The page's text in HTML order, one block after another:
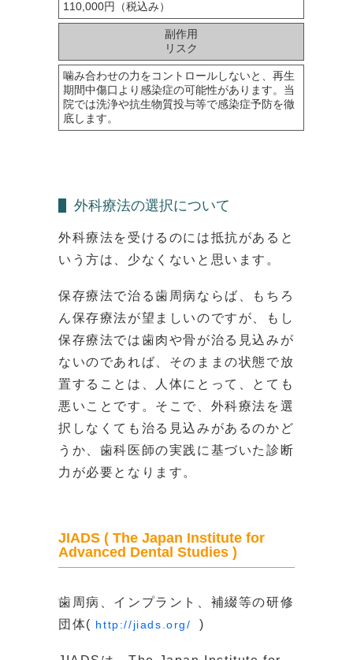
110,000円（税込み）
副作用
リスク
噛み合わせの力をコントロールしないと、再生
期間中傷口より感染症の可能性があります。当
院では洗浄や抗生物質投与等で感染症予防を徹
底します。
外科療法の選択について
外科療法を受けるのには抵抗があると
いう方は、少なくないと思います。
保存療法で治る歯周病ならば、もちろ
ん保存療法が望ましいのですが、もし
保存療法では歯肉や骨が治る見込みが
ないのであれば、そのままの状態で放
置することは、人体にとって、とても
悪いことです。そこで、外科療法を選
択しなくても治る見込みがあるのかど
うか、歯科医師の実践に基づいた診断
力が必要となります。
JIADS ( The Japan Institute for
Advanced Dental Studies )
歯周病、インプラント、補綴等の研修
団体( http://jiads.org/ )